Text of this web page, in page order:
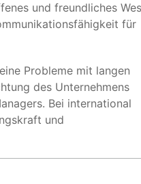
und freundliches
für
Probleme mit langen
des Unternehmens
Bei international
und